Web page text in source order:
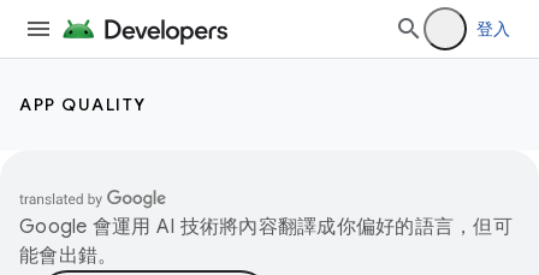
登入
APP QUALITY
Google 會運用 AI 技術將內容翻譯成你偏好的語言，但可
能會出錯。